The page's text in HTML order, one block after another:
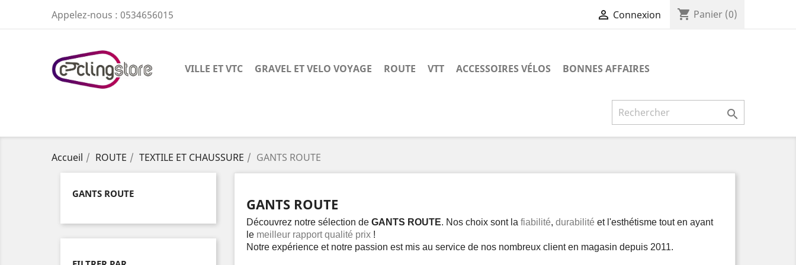
Appelez-nous : 0534656015  Connexion shopping_cart Panier (0)
VILLE ET VTC GRAVEL ET VELO VOYAGE ROUTE VTT ACCESSOIRES VÉLOS BONNES AFFAIRES

Accueil ROUTE TEXTILE ET CHAUSSURE GANTS ROUTE
GANTS ROUTE
GANTS ROUTE
Découvrez notre sélection de GANTS ROUTE. Nos choix sont la fiabilité, durabilité et l'esthétisme tout en ayant
le meilleur rapport qualité prix !
Notre expérience et notre passion est mis au service de nos nombreux client en magasin depuis 2011.